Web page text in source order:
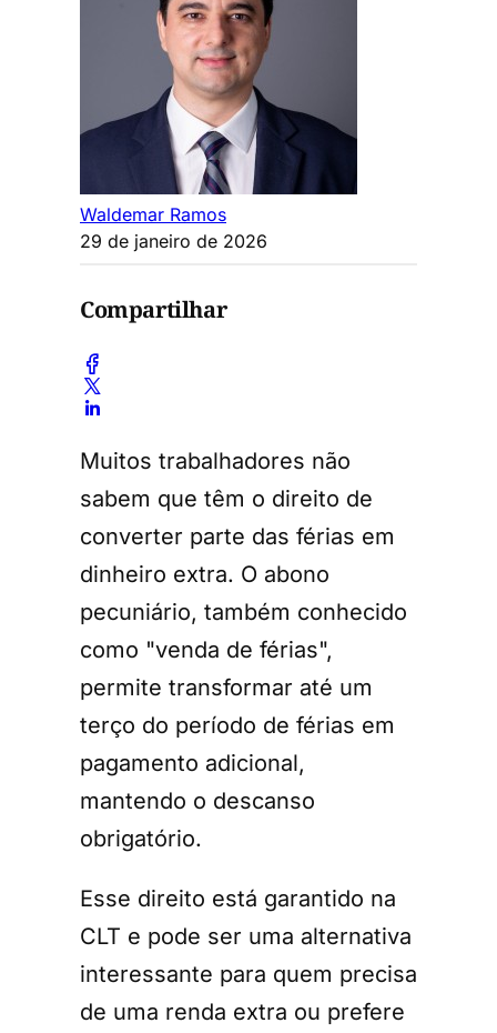
Waldemar Ramos
29 de janeiro de 2026
Compartilhar
Muitos trabalhadores não
sabem que têm o direito de
converter parte das férias em
dinheiro extra. O abono
pecuniário, também conhecido
como "venda de férias",
permite transformar até um
terço do período de férias em
pagamento adicional,
mantendo o descanso
obrigatório.
Esse direito está garantido na
CLT e pode ser uma alternativa
interessante para quem precisa
de uma renda extra ou prefere